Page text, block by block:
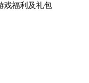
戏福利 及礼包